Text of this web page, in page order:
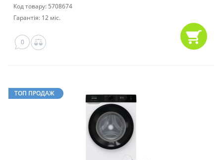
Код товару: 5708674
Гарантія: 12 міс.
0
ТОП ПРОДАЖ